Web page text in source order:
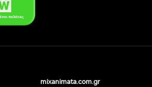
mixanimata.com.gr